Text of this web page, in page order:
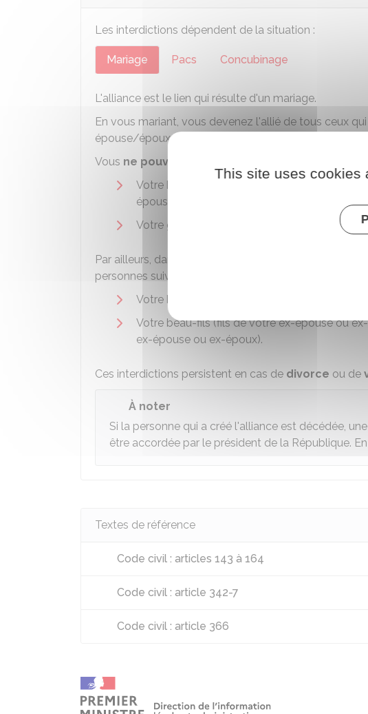
Les interdictions dépendent de la situation :
Mariage Pacs Concubinage
L'alliance est le lien qui résulte d'un mariage.
En vous mariant, vous devenez l'allié de tous ceux
épouse/époux.
Vous ne pouvez pas
Votre beau-père (père de votre épouse/
épouse/époux)
Votre gendre, votre belle-fille (votre bru).
Par ailleurs, dans une
personnes suivantes :
Votre beau-père (ex-mari de votre mère),
Votre beau-fils (fils de votre ex-épouse ou
ex-épouse ou ex-époux).
Ces interdictions persistent en cas de divorce ou de
À noter
Si la personne qui a créé l'alliance est décédée,
être accordée par le président de la République.
Textes de référence
Code civil : articles 143 à 164
Code civil : article 342-7
Code civil : article 366
This site uses cookies